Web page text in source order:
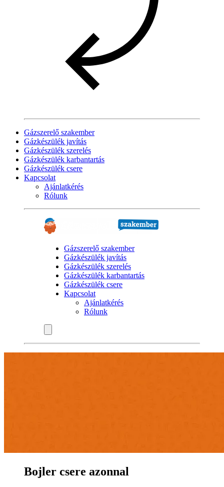
Gázszerelő szakember
Gázkészülék javítás
Gázkészülék szerelés
Gázkészülék karbantartás
Gázkészülék csere
Kapcsolat
Ajánlatkérés
Rólunk
Gázszerelő szakember
Gázkészülék javítás
Gázkészülék szerelés
Gázkészülék karbantartás
Gázkészülék csere
Kapcsolat
Ajánlatkérés
Rólunk
Bojler csere azonnal